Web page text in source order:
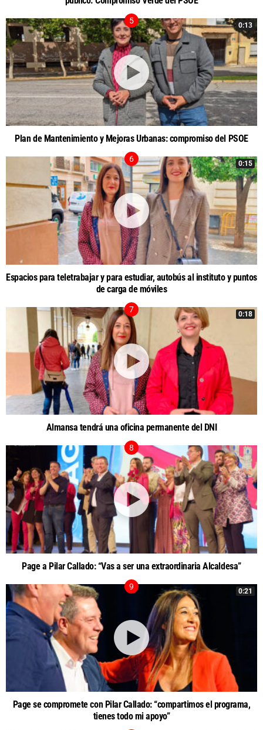
0:13
Plan de Mantenimiento y Mejoras Urbanas: compromiso del PSOE
0:15
Espacios para teletrabajar y para estudiar, autobús al instituto y puntos
de carga de móviles
0:18
Almansa tendrá una oficina permanente del DNI
Page a Pilar Callado: “Vas a ser una extraordinaria Alcaldesa”
0:21
Page se compromete con Pilar Callado: “compartimos el programa,
tienes todo mi apoyo”